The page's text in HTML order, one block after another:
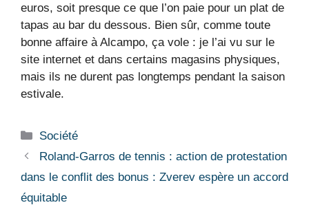
euros, soit presque ce que l’on paie pour un plat de
tapas au bar du dessous. Bien sûr, comme toute
bonne affaire à Alcampo, ça vole : je l’ai vu sur le
site internet et dans certains magasins physiques,
mais ils ne durent pas longtemps pendant la saison
estivale.
Catégories
Société
Roland-Garros de tennis : action de protestation
dans le conflit des bonus : Zverev espère un accord
équitable